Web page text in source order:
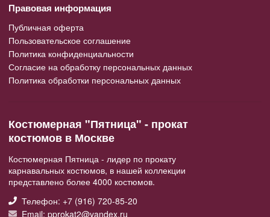
Правовая информация
Публичная оферта
Пользовательское соглашение
Политика конфиденциальности
Согласие на обработку персональных данных
Политика обработки персональных данных
Костюмерная "Пятница" - прокат
костюмов в Москве
Костюмерная Пятница - лидер по прокату
карнавальных костюмов, в нашей коллекции
представлено более 4000 костюмов.
Телефон: +7 (916) 720-85-20
Email: pprokat2@yandex.ru